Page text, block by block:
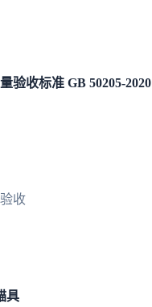
验收标准 GB 50205-2020
收
具